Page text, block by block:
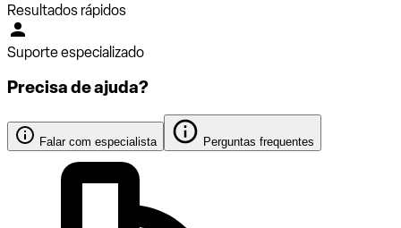
Resultados rápidos
Suporte especializado
Precisa de ajuda?
Falar com especialista Perguntas frequentes